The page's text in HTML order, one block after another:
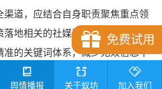
道，应结合自身职责聚焦重点领
地相关的社媒讨论、短视频内容
的关键词体系，减少无效信息干
通过定向监测核心场景，避免在无
免费试用
舆情播报 关于蚁坊 加入我们